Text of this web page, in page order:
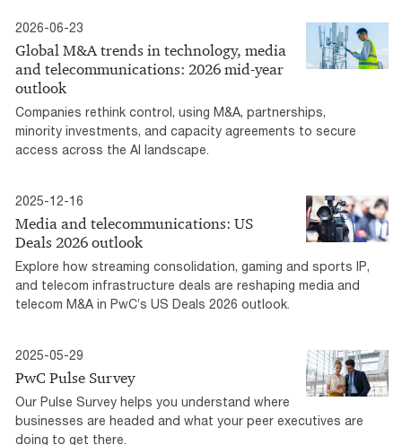
2026-06-23
Global M&A trends in technology, media
and telecommunications: 2026 mid-year
outlook
Companies rethink control, using M&A, partnerships,
minority investments, and capacity agreements to secure
access across the AI landscape.
2025-12-16
Media and telecommunications: US
Deals 2026 outlook
Explore how streaming consolidation, gaming and sports IP,
and telecom infrastructure deals are reshaping media and
telecom M&A in PwC’s US Deals 2026 outlook.
2025-05-29
PwC Pulse Survey
Our Pulse Survey helps you understand where
businesses are headed and what your peer executives are
doing to get there.